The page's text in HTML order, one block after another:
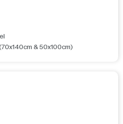
& 50x100cm)